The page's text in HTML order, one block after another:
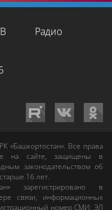
Радио
«Башкортостан». Все права
на сайте, защищены в
законодательством об
16 лет.
зарегистрировано в
связи, информационных
номер СМИ: ЭЛ